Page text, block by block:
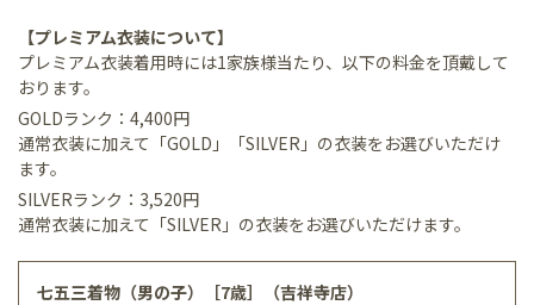
【プレミアム衣装について】
プレミアム衣装着用時には1家族様当たり、以下の料金を頂戴して
おります。
GOLDランク：4,400円
通常衣装に加えて「GOLD」「SILVER」の衣装をお選びいただけ
ます。
SILVERランク：3,520円
通常衣装に加えて「SILVER」の衣装をお選びいただけます。
七五三着物（男の子）［7歳］（吉祥寺店）